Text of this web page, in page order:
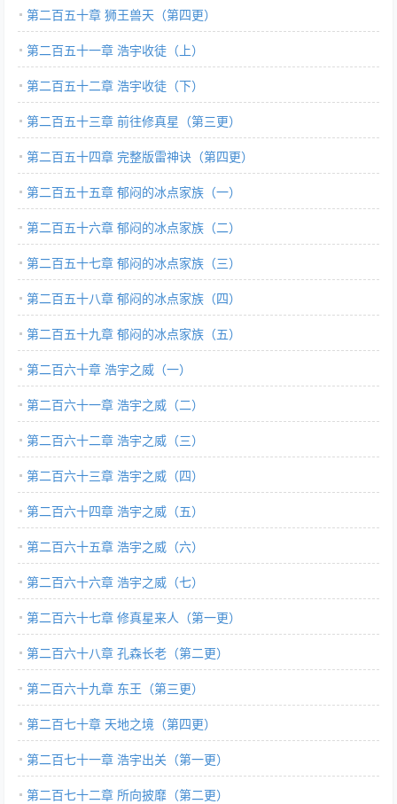
第二百五十章 狮王兽天（第四更）
第二百五十一章 浩宇收徒（上）
第二百五十二章 浩宇收徒（下）
第二百五十三章 前往修真星（第三更）
第二百五十四章 完整版雷神诀（第四更）
第二百五十五章 郁闷的冰点家族（一）
第二百五十六章 郁闷的冰点家族（二）
第二百五十七章 郁闷的冰点家族（三）
第二百五十八章 郁闷的冰点家族（四）
第二百五十九章 郁闷的冰点家族（五）
第二百六十章 浩宇之威（一）
第二百六十一章 浩宇之威（二）
第二百六十二章 浩宇之威（三）
第二百六十三章 浩宇之威（四）
第二百六十四章 浩宇之威（五）
第二百六十五章 浩宇之威（六）
第二百六十六章 浩宇之威（七）
第二百六十七章 修真星来人（第一更）
第二百六十八章 孔森长老（第二更）
第二百六十九章 东王（第三更）
第二百七十章 天地之境（第四更）
第二百七十一章 浩宇出关（第一更）
第二百七十二章 所向披靡（第二更）